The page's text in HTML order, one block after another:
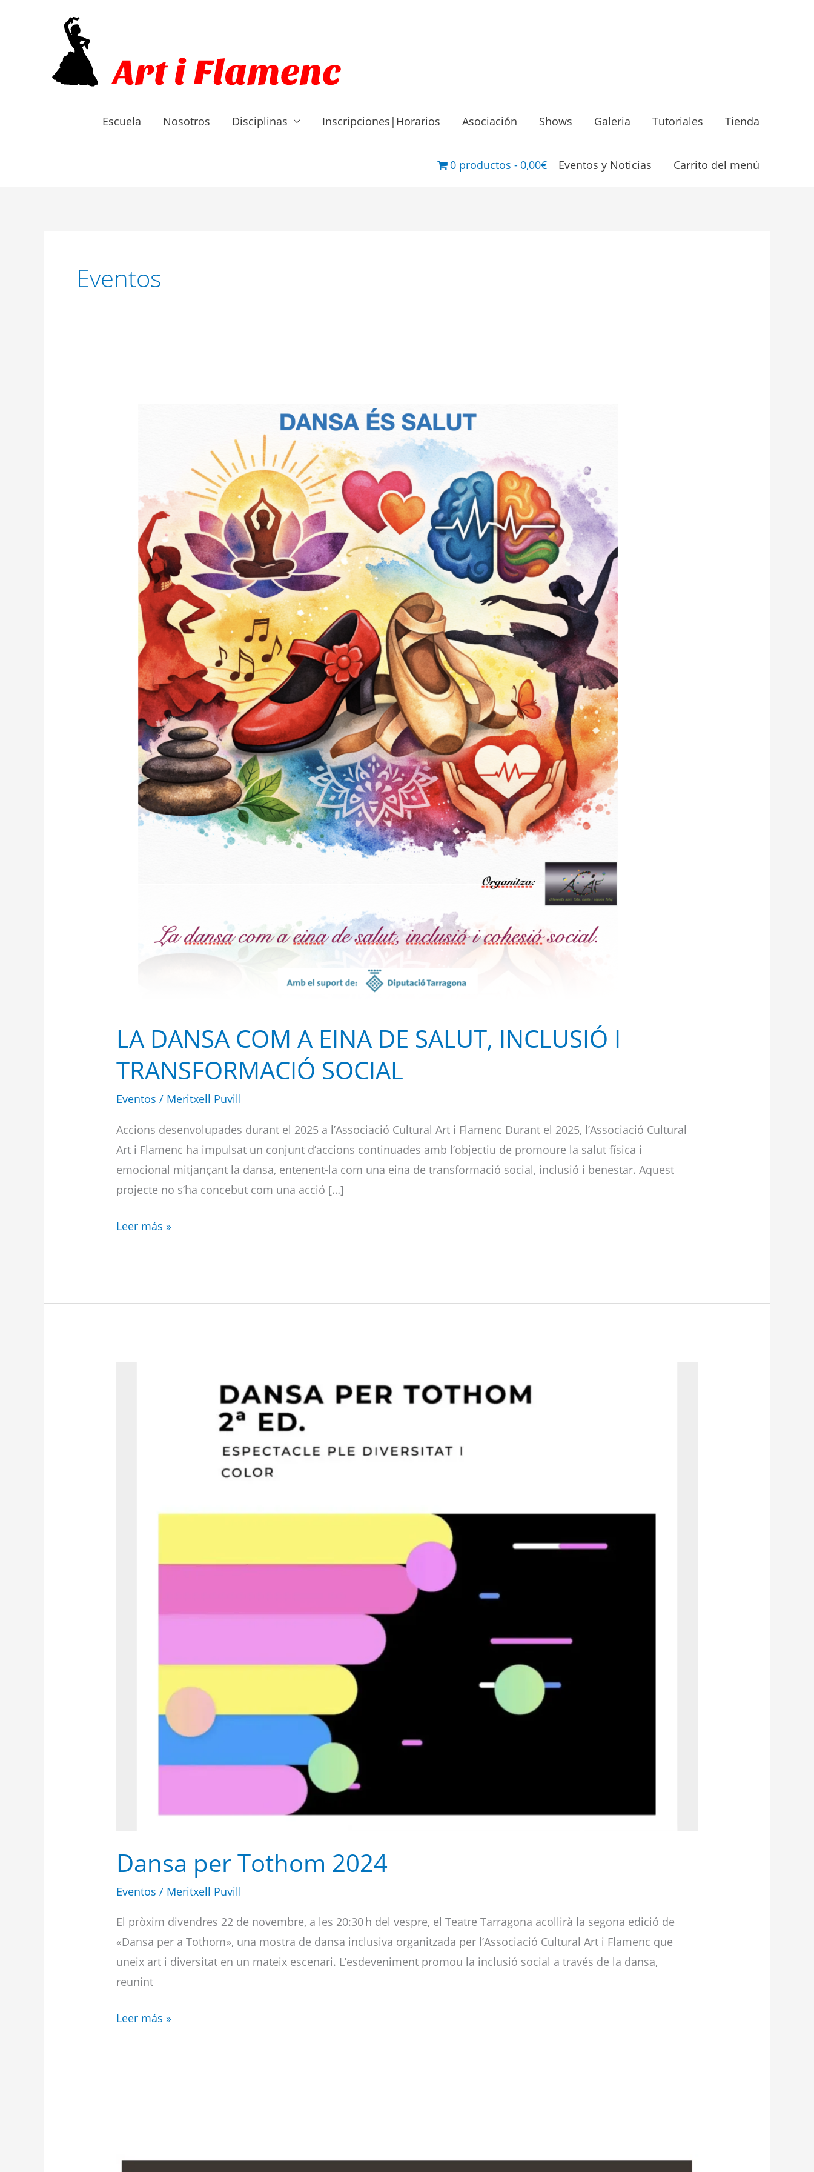
Escuela Nosotros Disciplinas Inscripciones|Horarios Asociación Shows Galeria Tutoriales Tienda
0 productos 0,00€ Eventos y Noticias Carrito del menú
Eventos
LA DANSA COM A EINA DE SALUT, INCLUSIÓ I
TRANSFORMACIÓ SOCIAL
Eventos / Meritxell Puvill
Accions desenvolupades durant el 2025 a l’Associació Cultural Art i Flamenc Durant el 2025, l’Associació Cultural
Art i Flamenc ha impulsat un conjunt d’accions continuades amb l’objectiu de promoure la salut física i
emocional mitjançant la dansa, entenent-la com una eina de transformació social, inclusió i benestar. Aquest
projecte no s’ha concebut com una acció […]
SALUT,
INCLUSIÓ
TRANSFORMACIÓ
SOCIAL
Leer más »
Dansa per Tothom 2024
Eventos / Meritxell Puvill
El pròxim divendres 22 de novembre, a les 20:30 h del vespre, el Teatre Tarragona acollirà la segona edició de
«Dansa per a Tothom», una mostra de dansa inclusiva organitzada per l’Associació Cultural Art i Flamenc que
uneix art i diversitat en un mateix escenari. L’esdeveniment promou la inclusió social a través de la dansa,
reunint
Leer más »
Festival